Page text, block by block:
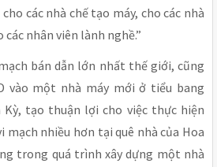
các nhà chế tạo máy, cho các nhà
nhân viên lành nghề.”
bán dẫn lớn nhất thế giới, cũng
vào một nhà máy mới ở tiểu bang
Kỳ, tạo thuận lợi cho việc thực hiện
mạch nhiều hơn tại quê nhà của Hoa
trong quá trình xây dựng một nhà